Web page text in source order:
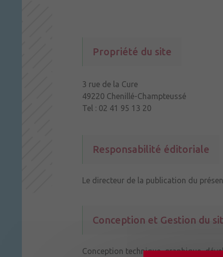
Propriété du site
3 rue de la Cure
49220 Chenillé-Champteussé
Tel : 02 41 95 13 20
Responsabilité éditoriale
Le directeur de la publication du
Conception et Gestion du
Conception technique, graphique,